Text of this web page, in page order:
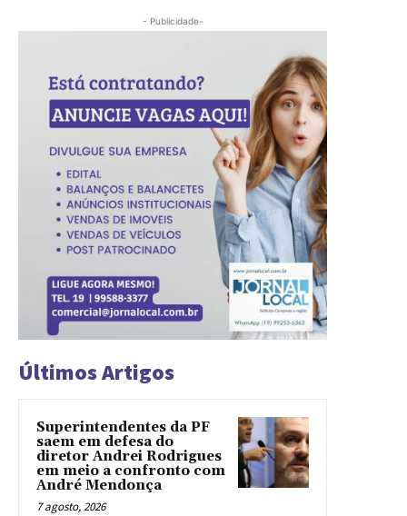
- Publicidade-
Últimos Artigos
Superintendentes da PF
saem em defesa do
diretor Andrei Rodrigues
em meio a confronto com
André Mendonça
7 agosto, 2026